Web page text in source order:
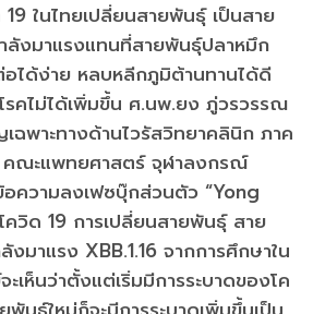
ในไทยเปลี่ยนสายพันธุ์ เป็นสาย
งมาแรงแทนที่สายพันธุ์ปลาหมึก
ได้ง่าย หลบหลีกภูมิต้านทานได้ดี
รคไม่ได้เพิ่มขึ้น ศ.นพ.ยง ภู่วรวรรณ
ฉพาะทางด้านไวรัสวิทยาคลินิก ภาค
คณะแพทยศาสตร์ จุฬาลงกรณ์
ความลงเฟซบุ๊กส่วนตัว “Yong
ควิด 19 การเปลี่ยนสายพันธุ์ สาย
มาแรง XBB.1.16 จากการศึกษาใน
เห็นว่าตั้งแต่เริ่มมีการระบาดของโค